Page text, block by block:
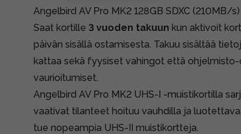
Angelbird AV Pro MK2 128GB SDXC (210MB/
Saat kortille 3 vuoden takuun kun aktivoit
päivän sisällä ostamisesta. Takuu sisältää
kattaa sekä fyysiset vahingot että
vaurioitumiset.
Angelbird AV Pro MK2 UHS-I -muistikortilla
vaativat tilanteet hoituu vauhdilla ja
tue nopeampia UHS-II muistikortteja.